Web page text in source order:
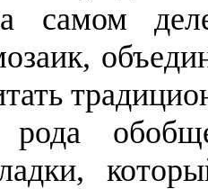
самом